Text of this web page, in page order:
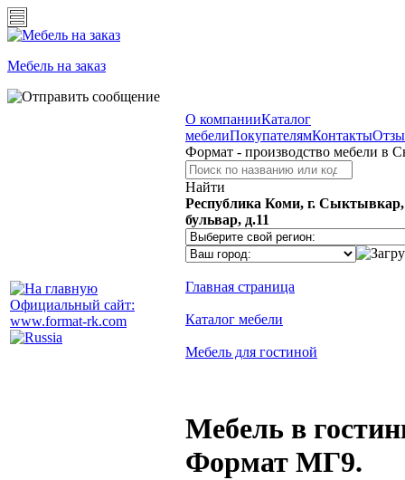
Мебель на заказ
Официальный сайт:
www.format-rk.com
О компанииКаталог
мебелиПокупателямКонтакты
Формат - производство мебели в
Найти
Республика Коми, г.
бульвар, д.11
Главная страница
Каталог мебели
Мебель для гостиной
Мебель в
Формат МГ9.